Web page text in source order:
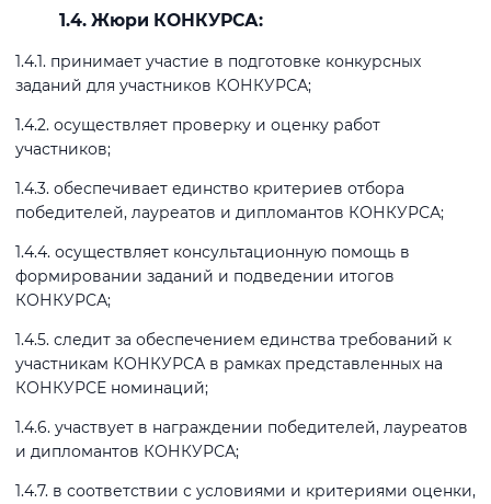
1.4. Жюри КОНКУРСА:
1.4.1. принимает участие в подготовке конкурсных
заданий для участников КОНКУРСА;
1.4.2. осуществляет проверку и оценку работ
участников;
1.4.3. обеспечивает единство критериев отбора
победителей, лауреатов и дипломантов КОНКУРСА;
1.4.4. осуществляет консультационную помощь в
формировании заданий и подведении итогов
КОНКУРСА;
1.4.5. следит за обеспечением единства требований к
участникам КОНКУРСА в рамках представленных на
КОНКУРСЕ номинаций;
1.4.6. участвует в награждении победителей, лауреатов
и дипломантов КОНКУРСА;
1.4.7. в соответствии с условиями и критериями оценки,